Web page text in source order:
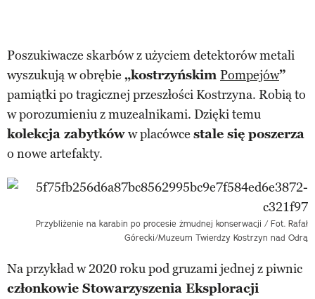
Poszukiwacze skarbów z użyciem detektorów metali
wyszukują w obrębie „kostrzyńskim Pompejów”
pamiątki po tragicznej przeszłości Kostrzyna. Robią to
w porozumieniu z muzealnikami. Dzięki temu
kolekcja zabytkóww placówce stale się poszerza
o nowe artefakty.
Przybliżenie na karabin po procesie żmudnej konserwacji / Fot. Rafał
Górecki/Muzeum Twierdzy Kostrzyn nad Odrą
Na przykład w 2020 roku pod gruzami jednej z piwnic
członkowie Stowarzyszenia Eksploracji